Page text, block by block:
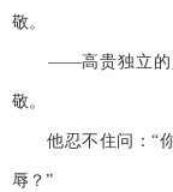
敬。
——高贵独立的人
敬。
他忍不住问：“你
辱？”